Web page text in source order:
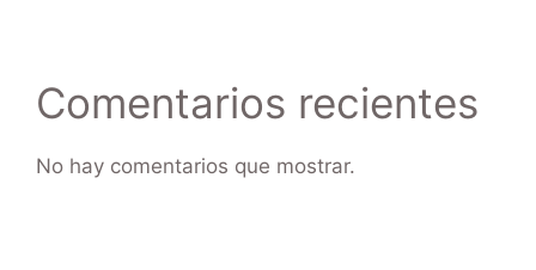
Comentarios recientes
No hay comentarios que mostrar.